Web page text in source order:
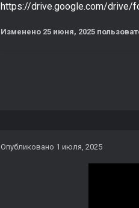
https://drive.google.com/drive/
Изменено 25 июня, 2025
Опубликовано 1 июля, 2025